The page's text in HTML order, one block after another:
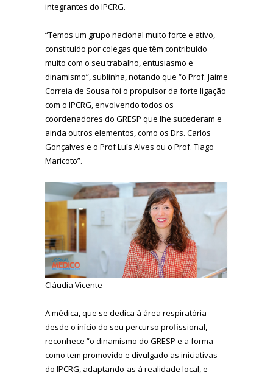
integrantes do IPCRG.
“Temos um grupo nacional muito forte e ativo,
constituído por colegas que têm contribuído
muito com o seu trabalho, entusiasmo e
dinamismo”, sublinha, notando que “o Prof. Jaime
Correia de Sousa foi o propulsor da forte ligação
com o IPCRG, envolvendo todos os
coordenadores do GRESP que lhe sucederam e
ainda outros elementos, como os Drs. Carlos
Gonçalves e o Prof Luís Alves ou o Prof. Tiago
Maricoto”.
Cláudia Vicente
A médica, que se dedica à área respiratória
desde o início do seu percurso profissional,
reconhece “o dinamismo do GRESP e a forma
como tem promovido e divulgado as iniciativas
do IPCRG, adaptando-as à realidade local, e